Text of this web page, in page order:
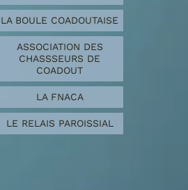
LA BOULE COADOUTAISE
ASSOCIATION DES
CHASSSEURS DE
COADOUT
LA FNACA
LE RELAIS PAROISSIAL